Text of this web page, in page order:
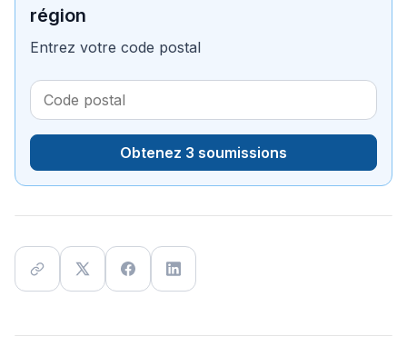
région
Entrez votre code postal
Obtenez 3 soumissions